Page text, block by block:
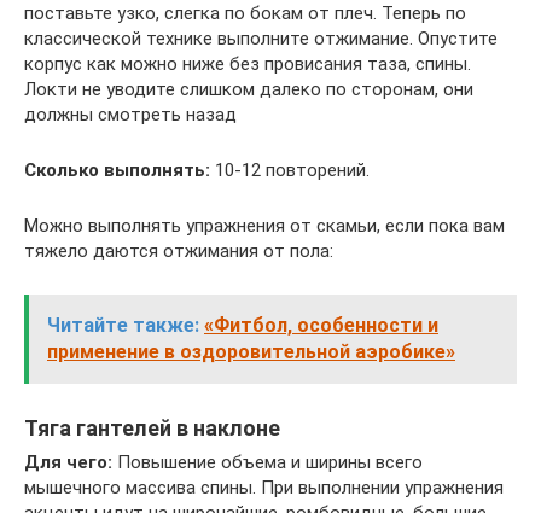
поставьте узко, слегка по бокам от плеч. Теперь по
классической технике выполните отжимание. Опустите
корпус как можно ниже без провисания таза, спины.
Локти не уводите слишком далеко по сторонам, они
должны смотреть назад
Сколько выполнять: 10-12 повторений.
Можно выполнять упражнения от скамьи, если пока вам
тяжело даются отжимания от пола:
Читайте также: «Фитбол, особенности и
применение в оздоровительной аэробике»
Тяга гантелей в наклоне
Для чего: Повышение объема и ширины всего
мышечного массива спины. При выполнении упражнения